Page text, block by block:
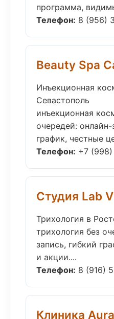
программа,
Телефон: 8 (956)
Beauty Spa
Инъекционная
Севастополь
инъекционная
очередей: онлайн-
график, честные
Телефон: +7
Студия Lab
Трихология в
трихология без
запись, гибкий
и акции....
Телефон: 8 (916)
Клиника